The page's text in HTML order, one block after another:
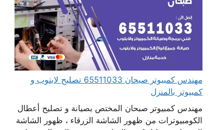
مهندس كمبيوتر صبحان 65511033 تصليح لابتوب و
كمبيوتر بالمنزل
مهندس كمبيوتر صبحان المختص بصيانة و تصليح أعطال
الكومبيوترات من ظهور الشاشة الزرقاء ، ظهور الشاشة